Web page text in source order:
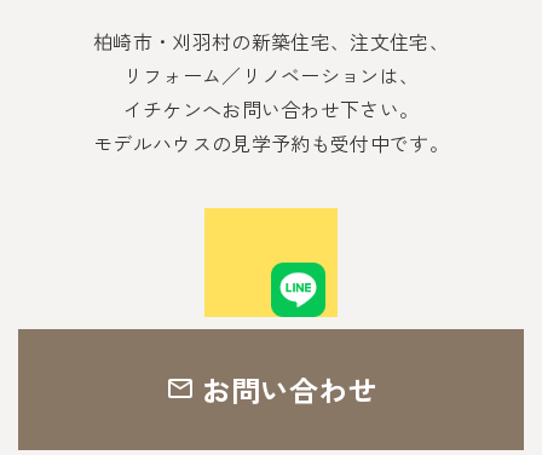
柏崎市・刈羽村の新築住宅、注文住宅、
リフォーム／リノベーションは、
イチケンへお問い合わせ下さい。
モデルハウスの見学予約も受付中です。
お問い合わせ